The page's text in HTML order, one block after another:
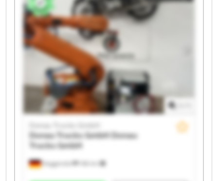
Deggendorf
Donau Trucks GmbH
Donau Trucks GmbHDonau
Trucks GmbH